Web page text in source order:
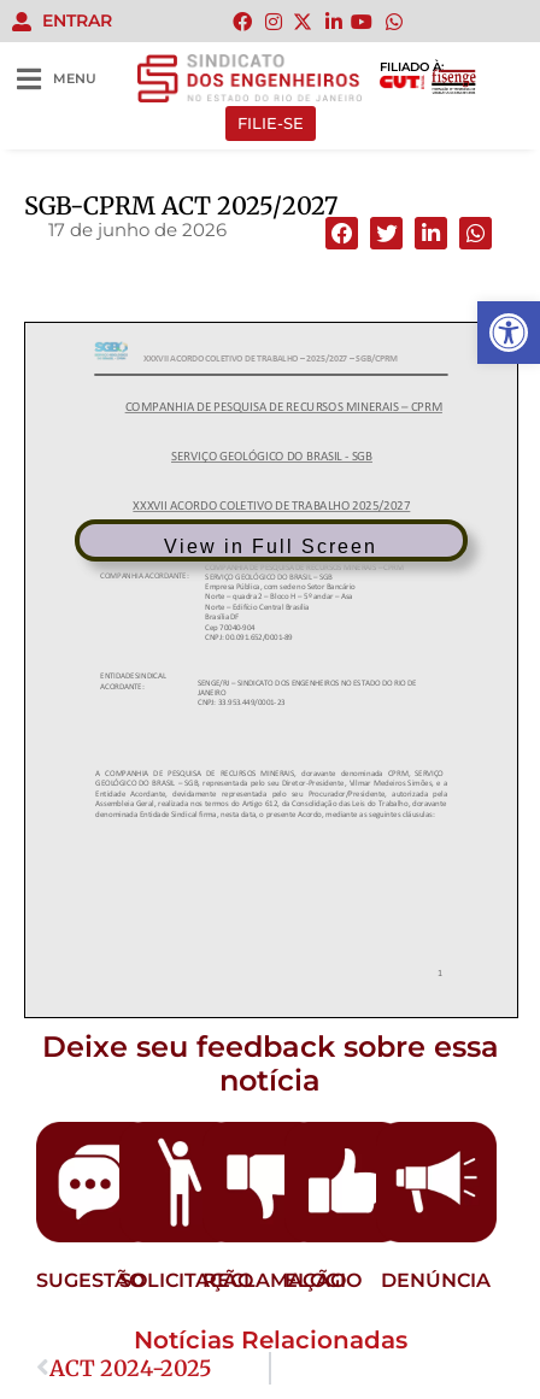
Abrir
ENTRAR
MENU
FILIADO À:
FILIE-SE
SGB-CPRM ACT 2025/2027
17 de junho de 2026
View in Full Screen
Deixe seu feedback sobre essa
notícia
SUGESTÃOSOLICITAÇÃORECLAMAÇÃO
ELOGIO DENÚNCIA
Notícias Relacionadas
ACT 2024-2025